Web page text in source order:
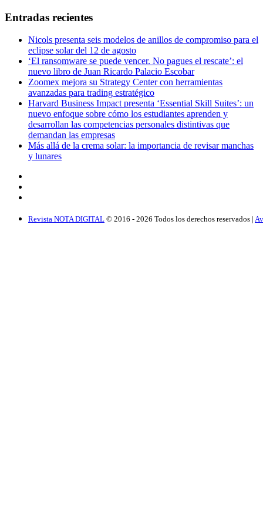
Entradas recientes
Nicols presenta seis modelos de anillos de compromiso para el
eclipse solar del 12 de agosto
‘El ransomware se puede vencer. No pagues el rescate’: el
nuevo libro de Juan Ricardo Palacio Escobar
Zoomex mejora su Strategy Center con herramientas
avanzadas para trading estratégico
Harvard Business Impact presenta ‘Essential Skill Suites’: un
nuevo enfoque sobre cómo los estudiantes aprenden y
desarrollan las competencias personales distintivas que
demandan las empresas
Más allá de la crema solar: la importancia de revisar manchas
y lunares
Revista NOTA DIGITAL © 2016 - 2026 Todos los derechos reservados |